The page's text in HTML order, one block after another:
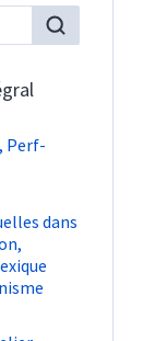
Perf-
dans